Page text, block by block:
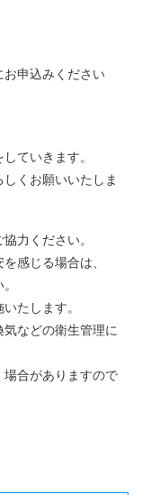
お申込みください
ていきます。
くお願いいたしま
力ください。
感じる場合は、
たします。
気などの衛生管理に
場合がありますので